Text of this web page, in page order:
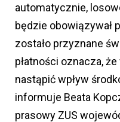
automatycznie,
będzie obowiązywał
zostało przyznane
płatności oznacza,
nastąpić wpływ
informuje Beata
prasowy ZUS